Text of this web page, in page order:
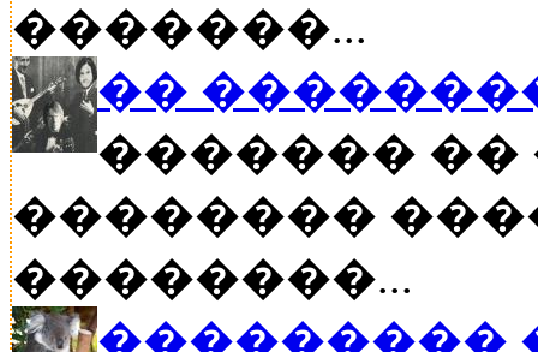
�������...
��
������� ��
��������
��������...
���������